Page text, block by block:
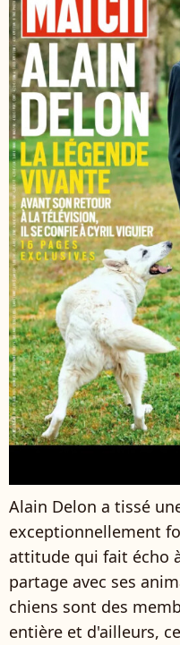
Alain Delon a tissé
exceptionnellement
attitude qui fait écho
partage avec ses
chiens sont des
entière et d'ailleurs,